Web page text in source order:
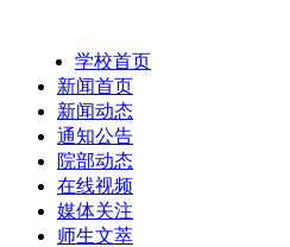
学校首页
新闻首页
新闻动态
通知公告
院部动态
在线视频
媒体关注
师生文萃